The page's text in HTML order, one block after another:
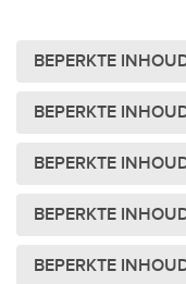
BEPERKTE
BEPERKTE
BEPERKTE
BEPERKTE
BEPERKTE